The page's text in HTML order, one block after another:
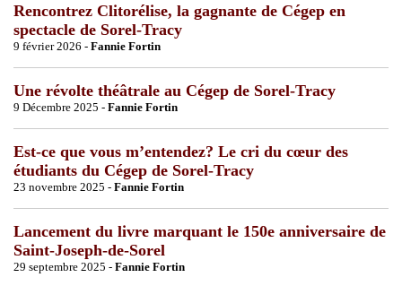
Rencontrez Clitorélise, la gagnante de Cégep en
spectacle de Sorel-Tracy
9 février 2026 - Fannie Fortin
Une révolte théâtrale au Cégep de Sorel-Tracy
9 Décembre 2025 - Fannie Fortin
Est-ce que vous m’entendez? Le cri du cœur des
étudiants du Cégep de Sorel-Tracy
23 novembre 2025 - Fannie Fortin
Lancement du livre marquant le 150e anniversaire de
Saint-Joseph-de-Sorel
29 septembre 2025 - Fannie Fortin